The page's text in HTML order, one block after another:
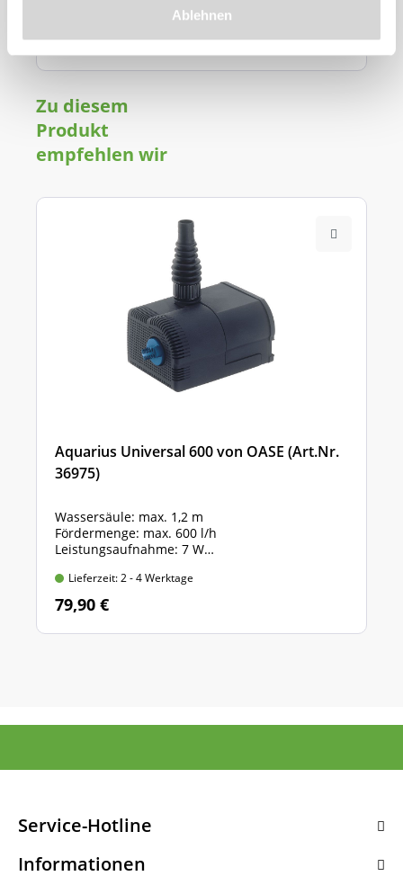
Ablehnen
859,00 €
Zu diesem
Produkt
empfehlen wir
Aquarius Universal 600 von OASE (Art.Nr.
36975)
Wassersäule: max. 1,2 m
Fördermenge: max. 600 l/h
Leistungsaufnahme: 7 W
Lieferzeit: 2 - 4 Werktage
79,90 €
Service-Hotline
Informationen